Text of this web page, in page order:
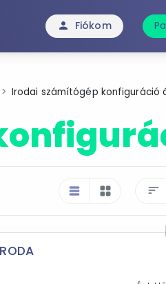
person Fiókom
Irodai számítógép konfiguráció
table_rows grid_view sort